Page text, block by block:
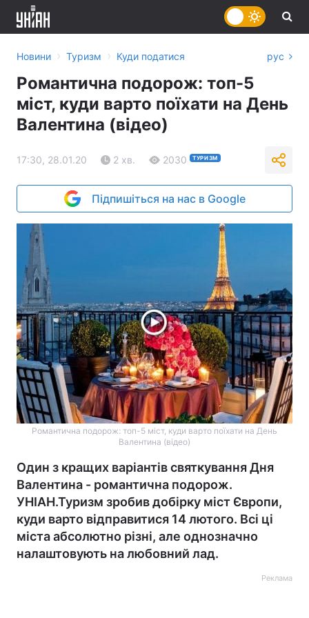
Новини › Туризм › Куди податися рус
Романтична подорож: топ-5
міст, куди варто поїхати на День
Валентина (відео)
17:30, 28.01.20 2 хв. 2030 ТУРИЗМ
Підпишіться на нас в Google
Романтична подорож: топ-5 міст, куди варто поїхати на День
Валентина (відео)
Один з кращих варіантів святкування Дня
Валентина - романтична подорож.
УНІАН.Туризм зробив добірку міст Європи,
куди варто відправитися 14 лютого. Всі ці
міста абсолютно різні, але однозначно
налаштовують на любовний лад.
Реклама